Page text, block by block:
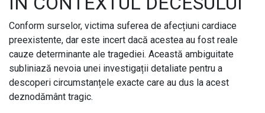
Conform surselor, victima suferea de afecțiuni cardiace
preexistente, dar este incert dacă acestea au fost reale
cauze determinante ale tragediei. Această ambiguitate
subliniază nevoia unei investigații detaliate pentru a
descoperi circumstanțele exacte care au dus la acest
deznodământ tragic.